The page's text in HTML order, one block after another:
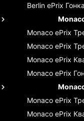
Berlin ePrix Гонка
Monaco ePrix
Monaco ePrix
Monaco ePrix
Monaco ePrix
Monaco ePrix
Monaco ePrix